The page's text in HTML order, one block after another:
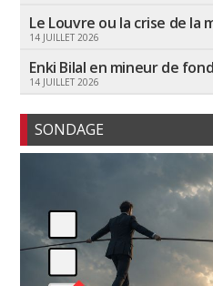
Le Louvre ou la crise de la
14 JUILLET 2026
Enki Bilal en mineur de
14 JUILLET 2026
SONDAGE